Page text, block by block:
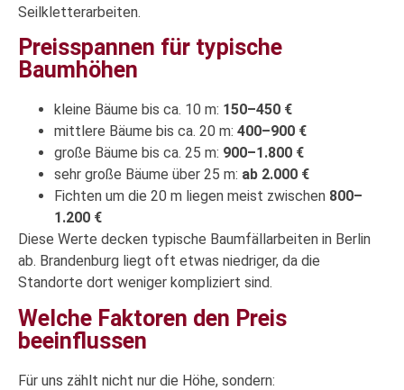
Seilkletterarbeiten.
Preisspannen für typische
Baumhöhen
kleine Bäume bis ca. 10 m: 150–450 €
mittlere Bäume bis ca. 20 m: 400–900 €
große Bäume bis ca. 25 m: 900–1.800 €
sehr große Bäume über 25 m: ab 2.000 €
Fichten um die 20 m liegen meist zwischen 800–
1.200 €
Diese Werte decken typische Baumfällarbeiten in Berlin
ab. Brandenburg liegt oft etwas niedriger, da die
Standorte dort weniger kompliziert sind.
Welche Faktoren den Preis
beeinflussen
Für uns zählt nicht nur die Höhe, sondern: